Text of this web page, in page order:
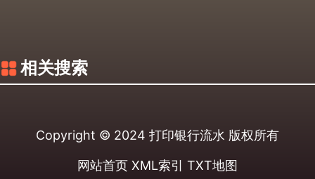
相关搜索
Copyright © 2024 打印银行流水 版权所有
网站首页 XML索引 TXT地图